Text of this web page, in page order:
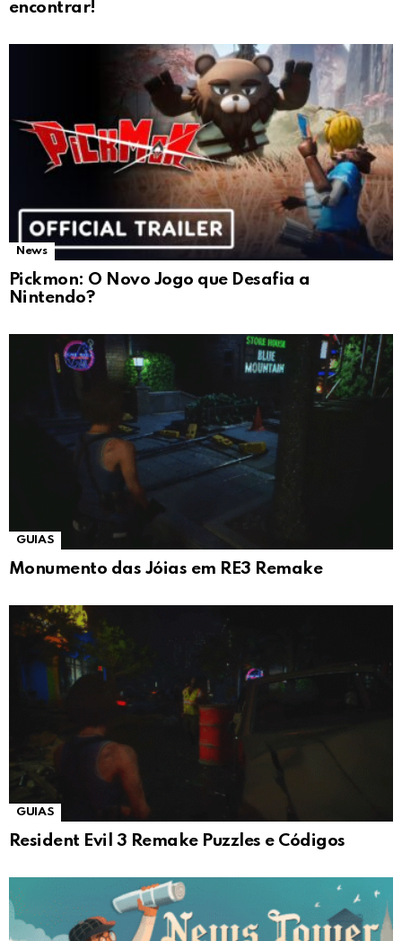
encontrar!
News
Pickmon: O Novo Jogo que Desafia a
Nintendo?
GUIAS
Monumento das Jóias em RE3 Remake
GUIAS
Resident Evil 3 Remake Puzzles e Códigos